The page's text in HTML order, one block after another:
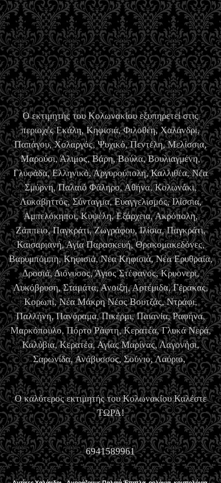
Ο εκτιμητής του Κολωνακίου εξυπηρετεί στις
περιοχές Εκάλη, Κηφισιά, Φιλοθέη, Χαλάνδρι,
Παπάγου, Χολαργός, Ψυχικό, Πεντέλη, Μελίσσια,
Μαρούσι, Άλιμος, Βάρη, Βούλα, Βουλιαγμένη,
Γλυφάδα, Ελληνικό, Αργυρούπολη, Καλλιθέα, Νέα
Σμύρνη, Παλαιό Φάληρο, Αθήνα, Κολωνάκι,
Λυκαβηττός, Σύνταγμα, Ευαγγελισμός, Ιλίσσια,
Αμπελόκηποι, Κυψέλη, Εξάρχεια, Ακρόπολη,
Ζάππειο, Παγκράτι, Ζωγράφου, Ιλίσια, Παγκράτι,
Καισαριανή, Αγία Παρασκευή, Θρακομακεδόνες,
Βαρυμπόμπη, Κηφισιά, Νέα Κηφισιά, Νέα Ερυθραία,
Δροσιά, Διόνυσος, Άγιος Στέφανος, Κρυονερι,
Λυκόβρυση, Σταμάτα, Ανοιξη, Αρτέμιδα, Γέρακας,
Κορωπί, Νέα Μάκρη Νέος Βουτζάς, Ντράφι,
Παλλήνη, Πανόραμα, Πικέρμι, Παιανία, Ραφήνα,
Μαρκόπουλο, Πόρτο Ράφτη, Κερατέα, Γλυκά Νερά,
Καλύβια, Κερατέα, Αγίας Μαρίνας, Λαγονήσι,
Σαρωνίδα, Ανάβυσσος, Σούνιο, Λαύριο,
Ο καλύτερος εκτιμητής του Κολωνακίου Καλέστε
ΤΩΡΑ!
6941589961